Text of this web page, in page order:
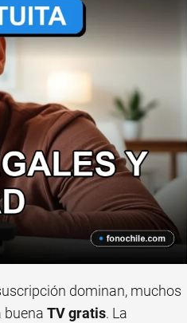
dominan, muchos
buena TV gratis. La